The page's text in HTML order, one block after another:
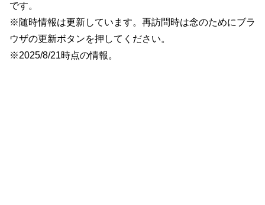
です。
※随時情報は更新しています。再訪問時は念のためにブラ
ウザの更新ボタンを押してください。
※2025/8/21時点の情報。